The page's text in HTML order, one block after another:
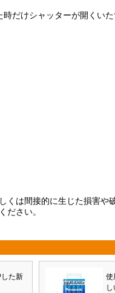
だけシャッターが開くい
くは間接的に生じた損害や
ださい。
た新
使